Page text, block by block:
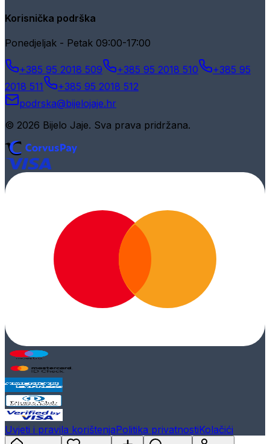
Korisnička podrška
Ponedjeljak - Petak 09:00-17:00
+385 95 2018 509 +385 95 2018 510
+385 95
2018 511
+385 95 2018 512
podrska@bijelojaje.hr
© 2026 Bijelo Jaje. Sva prava pridržana.
Uvjeti i pravila korištenjaPolitika privatnostiKolačići